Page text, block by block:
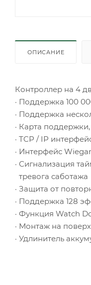
ОПИСАНИЕ
Контроллер на 4
· Поддержка 100
· Поддержка
· Карта
· TCP / IP
· Интерфейс
· Сигнализация
тревога саботажа
· Защита от
· Поддержка 128
· Функция Watch
· Монтаж на
· Удлинитель